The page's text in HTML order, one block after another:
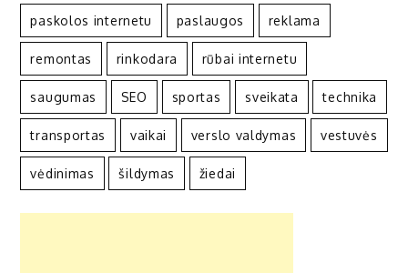
paskolos internetu paslaugos reklama
remontas rinkodara rūbai internetu
saugumas SEO sportas sveikata technika
transportas vaikai verslo valdymas vestuvės
vėdinimas šildymas žiedai